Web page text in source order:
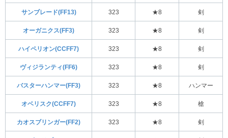
サンブレード(FF13) 323 ★8 剣
オーガニクス(FF3) 323 ★8 剣
ハイペリオン(CCFF7) 323 ★8 剣
ヴィジランティ(FF6) 323 ★8 剣
バスターハンマー(FF3) 323 ★8 ハンマー
オベリスク(CCFF7) 323 ★8 槍
カオスブリンガー(FF2) 323 ★8 剣